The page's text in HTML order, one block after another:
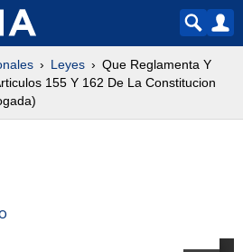
Leyes
Que Reglamenta Y
155 Y 162 De La Constitucion